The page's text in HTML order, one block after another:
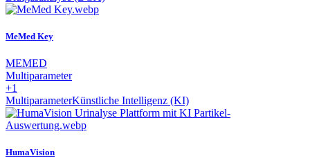
MeMed Key
MEMED
Multiparameter
+1
MultiparameterKünstliche Intelligenz (KI)
HumaVision